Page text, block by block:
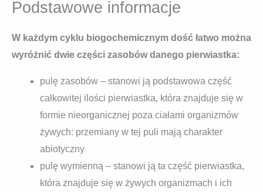
Podstawowe informacje
W każdym cyklu biogochemicznym dość łatwo można
wyróżnić dwie części zasobów danego pierwiastka:
pulę zasobów – stanowi ją podstawowa część
całkowitej ilości pierwiastka, która znajduje się w
formie nieorganicznej poza ciałami organizmów
żywych: przemiany w tej puli mają charakter
abiotyczny
pulę wymienną – stanowi ją ta część pierwiastka,
która znajduje się w żywych organizmach i ich